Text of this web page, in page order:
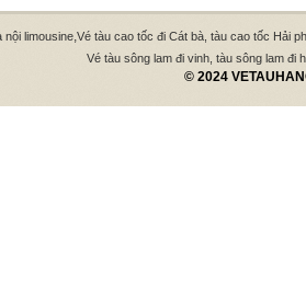
nội limousine,Vé tàu cao tốc đi Cát bà, tàu cao tốc Hải
Vé tàu sông lam đi vinh, tàu sông lam đi
© 2024